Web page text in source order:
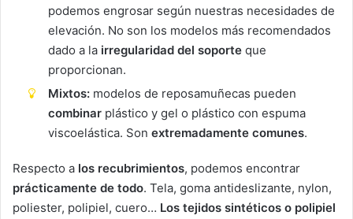
podemos engrosar según nuestras necesidades de
elevación. No son los modelos más recomendados
dado a la irregularidad del soporte que
proporcionan.
Mixtos: modelos de reposamuñecas pueden
combinar plástico y gel o plástico con espuma
viscoelástica. Son extremadamente comunes.
Respecto a los recubrimientos, podemos encontrar
prácticamente de todo. Tela, goma antideslizante, nylon,
poliester, polipiel, cuero… Los tejidos sintéticos o polipiel